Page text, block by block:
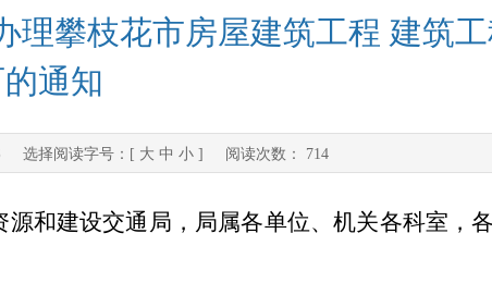
理攀枝花市房屋建筑工程 建筑
通知
选择阅读字号：[ 大 中 小] 阅读次数： 714
源和建设交通 局，局属各单位、机关各科室，